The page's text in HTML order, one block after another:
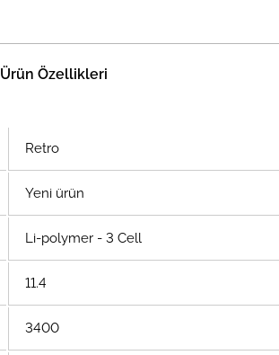
Ürün Özellikleri
Retro
Yeni ürün
Li-polymer - 3 Cell
11.4
3400